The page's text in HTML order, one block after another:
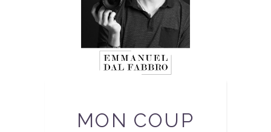
MON COUP